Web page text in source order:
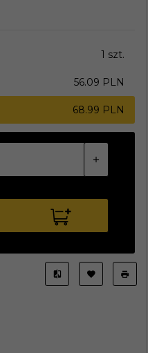
1 szt.
56.09 PLN
68.99 PLN